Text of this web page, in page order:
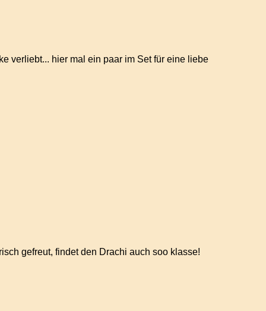
verliebt... hier mal ein paar im Set für eine liebe
gefreut, findet den Drachi auch soo klasse!